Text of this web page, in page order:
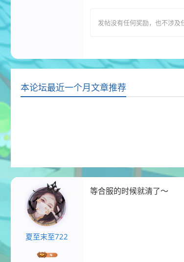
发帖没有任何奖励，也不涉
本论坛最近一个月文章推荐
夏至末至722
等合服的时候就清了～